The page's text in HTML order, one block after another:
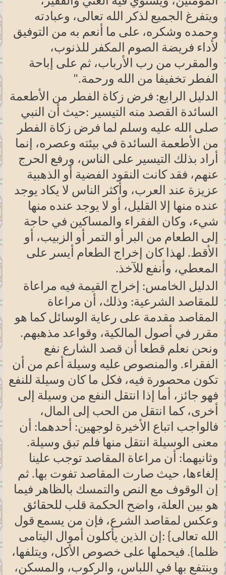
ويتفرغ الجميع لذكر الله تعالى، وعبادته
وحمده وشكره، على ما أنعم به من التوفيق
لأداء فريضة الصوم المكفر للذنوب،
والمقرب من رب الأرباب، ثم على إباحة
الفطر تخفيفا من الله ورحمة".
الدليل الرابع: فرض زكاة الفطر من الأطعمة
السائدة القصد منه التيسير :حيث أن النبي
صلى الله عليه وسلم لما فرض زكاة الفطر
من الأطعمة السائدة في بيئته وعصره، إنما
أراد بذلك التيسير على الناس، ورفع الحرج
عنهم، فقد كانت النقود الفضية أو الذهبية
عزيزة عند العرب، وأكثر الناس لا يكاد يوجد
عنده منها إلا القليل، أو لا يوجد عنده منها
شيء، وكان الفقراء والمساكين في حاجة
إلى الطعام من البر أو التمر أو الزبيب، أو
الأقط. لهذا كان إخراج الطعام أيسر على
المعطي، وأنفع للآخذ.
الدليل الخامس: إخراج القيمة فيه مراعاة
للمقاصد الشرعية: وذلك، أن مراعاة
المقاصد مقدمة على رعاية الوسائل كما هو
مقرر في أصول المالكية، وقواعد مذهبهم.
ونحن نعلم قطعا أن قصد الشارع نفع
الفقراء. والمنصوص عليه وسيلة أعم من أن
تكون محصورة فيه، فكل ما كان وسيلة للنفع
فهو جائز، أما إذا انتقل النفع من وسيلة إلى
أخرى، كما انتقل من الحب إلى المال،
فالواجب اتباع الأخيرة لوجهين: أحدهما: أن
معنى الوسيلة انتقل منها فلم تبق وسيلة.
وثانيهما: أن مراعاة المقاصد توجب علينا
إلغاءها، حيث صارت المقاصد تفوت بها. ثم
إن الوقوف مع النص والتمسك بالظاهر فيما
هو بين العلة، واضح الحكمة قلب للحقائق
وعكس لمقاصد الشرع، فإن من يسمع قول
الله تعالى : { إن الذين يأكلون أموال اليتامى
ظلما}. فيحملها على خصوص الأكل، ويتلفها،
وينتفع بها في اللباس، والركوب، والمسكن،